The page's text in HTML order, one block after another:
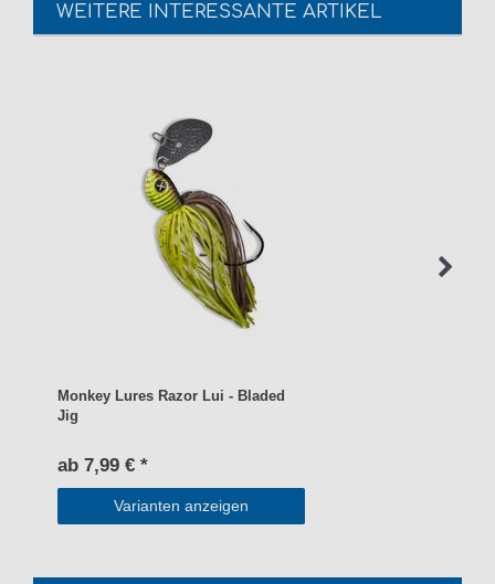
WEITERE INTERESSANTE ARTIKEL
Monkey Lures Razor Lui - Bladed
Jig
ab 7,99 € *
Varianten anzeigen